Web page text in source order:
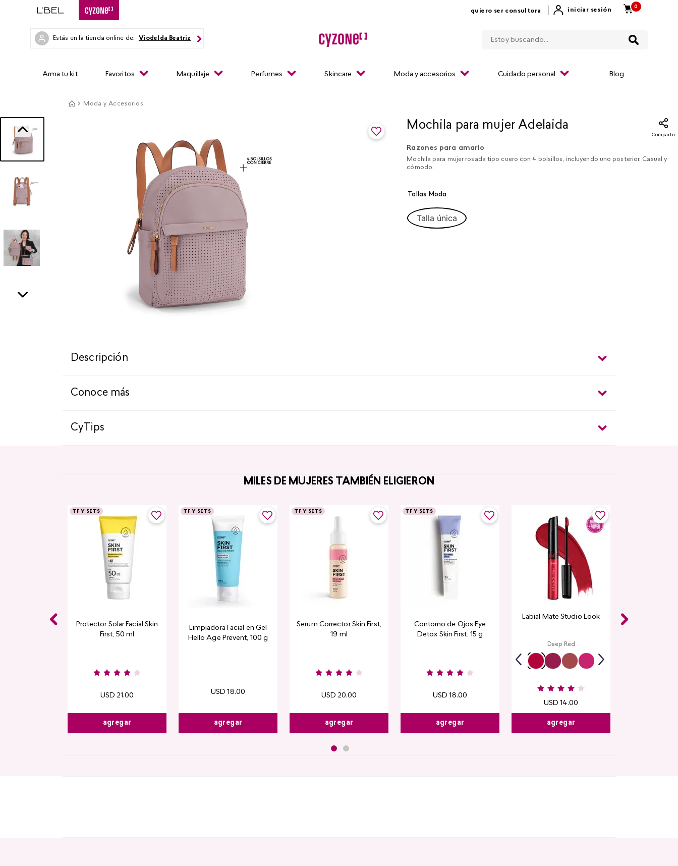
quiero ser consultora iniciar sesión
0
Estás en la tienda online de: Viodelda Beatriz
Arma tu kit Favoritos Maquillaje Perfumes Skincare Moda y accesorios Cuidado personal Blog
Moda y Accesorios
Mochila para mujer Adelaida
Compartir
Razones para amarlo
Mochila para mujer rosada tipo cuero con 4 bolsillos, incluyendo uno posterior. Casual y
cómodo.
Tallas Moda
Talla única
Descripción
Conoce más
CyTips
MILES DE MUJERES TAMBIÉN ELIGIERON
TF Y SETS
Protector Solar Facial Skin
First, 50 ml
USD 21 .00
agregar
TF Y SETS
Limpiadora Facial en Gel
Hello Age Prevent, 100 g
USD 18.00
agregar
TF Y SETS
Serum Corrector Skin First,
19 ml
USD 20.00
agregar
TF Y SETS
Contorno de Ojos Eye
Detox Skin First, 15 g
USD 18.00
agregar
Labial Mate Studio Look
Deep Red
USD 14.00
agregar